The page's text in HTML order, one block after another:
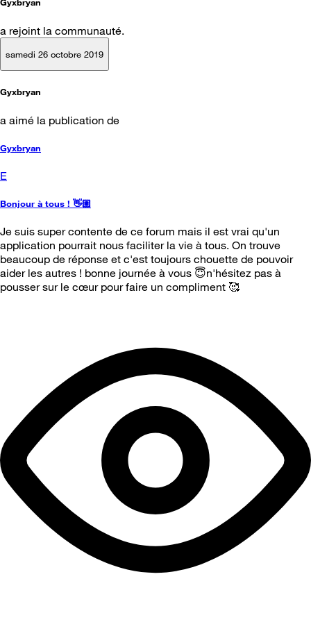
Gyxbryan
a rejoint la communauté.
samedi 26 octobre 2019
Gyxbryan
a aimé la publication de
Gyxbryan
E
Bonjour à tous ! 👋🏼
Je suis super contente de ce forum mais il est vrai qu'un
application pourrait nous faciliter la vie à tous. On trouve
beaucoup de réponse et c'est toujours chouette de pouvoir
aider les autres ! bonne journée à vous 😇n'hésitez pas à
pousser sur le cœur pour faire un compliment 🥰